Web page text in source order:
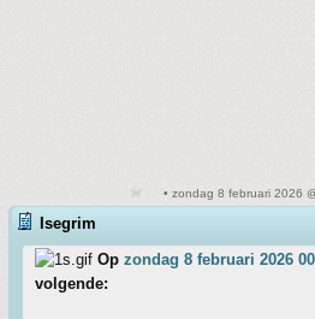
• zondag 8 februari 2026
Isegrim
Op zondag 8 februari 2026
volgende: